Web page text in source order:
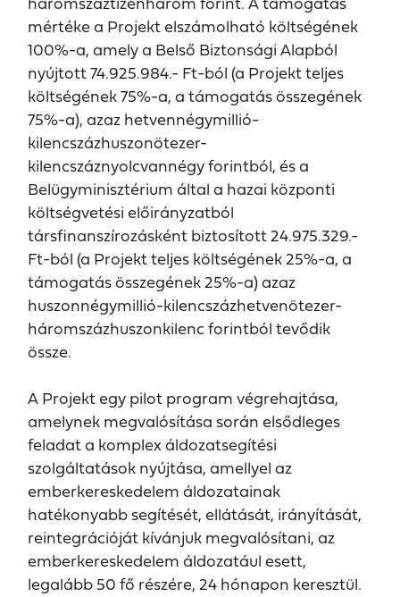
mértéke a Projekt elszámolható költségének
100%-a, amely a Belső Biztonsági Alapból
nyújtott 74.925.984.- Ft-ból (a Projekt teljes
költségének 75%-a, a támogatás összegének
75%-a), azaz hetvennégymillió-
kilencszázhuszonötezer-
kilencszáznyolcvannégy forintból, és a
Belügyminisztérium által a hazai központi
költségvetési előirányzatból
társfinanszírozásként biztosított 24.975.329.-
Ft-ból (a Projekt teljes költségének 25%-a, a
támogatás összegének 25%-a) azaz
huszonnégymillió-kilencszázhetvenötezer-
háromszázhuszonkilenc forintból tevődik
össze.
A Projekt egy pilot program végrehajtása,
amelynek megvalósítása során elsődleges
feladat a komplex áldozatsegítési
szolgáltatások nyújtása, amellyel az
emberkereskedelem áldozatainak
hatékonyabb segítését, ellátását, irányítását,
reintegrációját kívánjuk megvalósítani, az
emberkereskedelem áldozatául esett,
legalább 50 fő részére, 24 hónapon keresztül.